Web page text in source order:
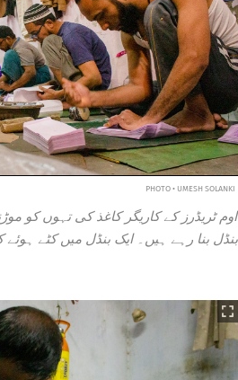
PHOTO • UMESH SOLANKI
اوم ٹریڈرز کے کاریگر کاغذ کی تہوں کو
بنڈل بنا رہے ہیں۔ ایک بنڈل میں کٹے ہوئے کاغذ کے ۱۰۰